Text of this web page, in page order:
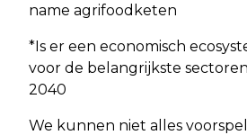
name agrifoodketen
*Is er een economisch
voor de belangrijkste
2040
We kunnen niet alles